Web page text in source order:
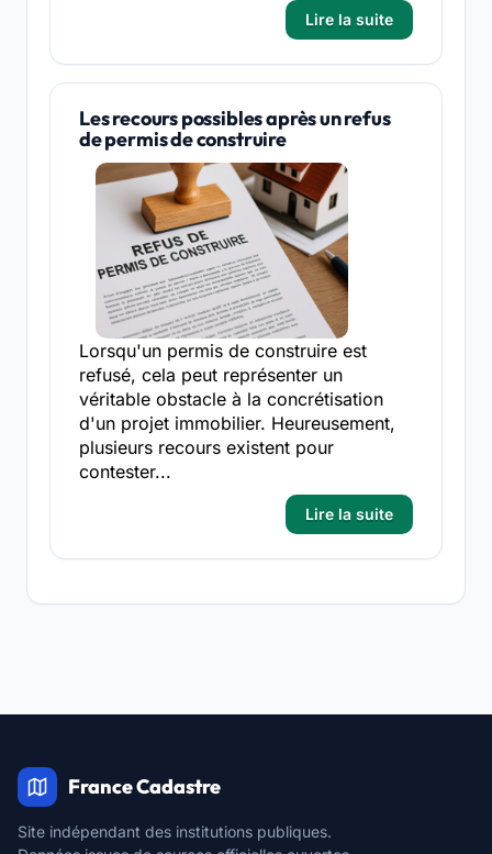
Lire la suite
Les recours possibles après un refus
de permis de construire
Lorsqu'un permis de construire est
refusé, cela peut représenter un
véritable obstacle à la concrétisation
d'un projet immobilier. Heureusement,
plusieurs recours existent pour
contester...
Lire la suite
France Cadastre
Site indépendant des institutions publiques.